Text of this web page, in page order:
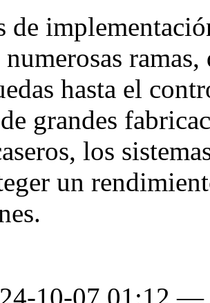
de
hasta el
grandes
los
un
10-07 01:12 —